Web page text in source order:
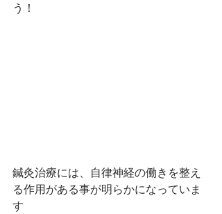
う！
鍼灸治療には、自律神経の働きを整え
る作用がある事が明らかになっていま
す